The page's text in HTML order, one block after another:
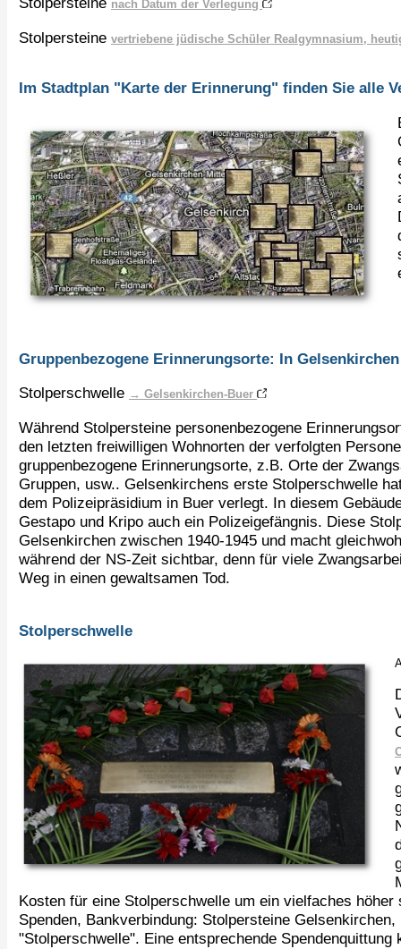
nach Datum der Verlegung
Stolpersteine vertriebene jüdische Schüler Realgymnasium,
Im Stadtplan "Karte der Erinnerung" finden Sie alle
Gruppenbezogene Erinnerungsorte: In
Stolperschwelle → Gelsenkirchen-Buer
Während Stolpersteine personenbezogene
den letzten freiwilligen Wohnorten der verfolgten
gruppenbezogene Erinnerungsorte, z.B. Orte der
Gruppen, usw.. Gelsenkirchens erste Stolperschwelle
dem Polizeipräsidium in Buer verlegt. In diesem
Gestapo und Kripo auch ein Polizeigefängnis. Diese
Gelsenkirchen zwischen 1940-1945 und macht
während der NS-Zeit sichtbar, denn für viele
Weg in einen gewaltsamen Tod.
Stolperschwelle
Kosten für eine Stolperschwelle um ein vielfaches
Spenden, Bankverbindung: Stolpersteine
"Stolperschwelle". Eine entsprechende